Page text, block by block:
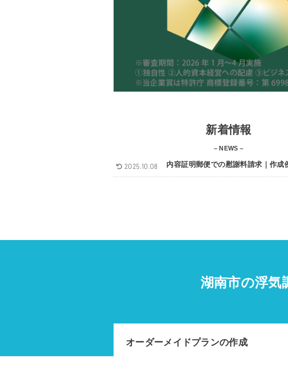
新着情報
– NEWS –
内容証明郵便での慰謝料請求｜作成
2025.10.08
湖南市の浮気
オーダーメイドプランの作成